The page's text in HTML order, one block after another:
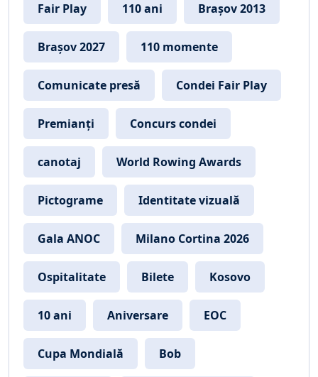
Fair Play 110 ani Brașov 2013
Brașov 2027 110 momente
Comunicate presă Condei Fair Play
Premianți Concurs condei
canotaj World Rowing Awards
Pictograme Identitate vizuală
Gala ANOC Milano Cortina 2026
Ospitalitate Bilete Kosovo
10 ani Aniversare EOC
Cupa Mondială Bob